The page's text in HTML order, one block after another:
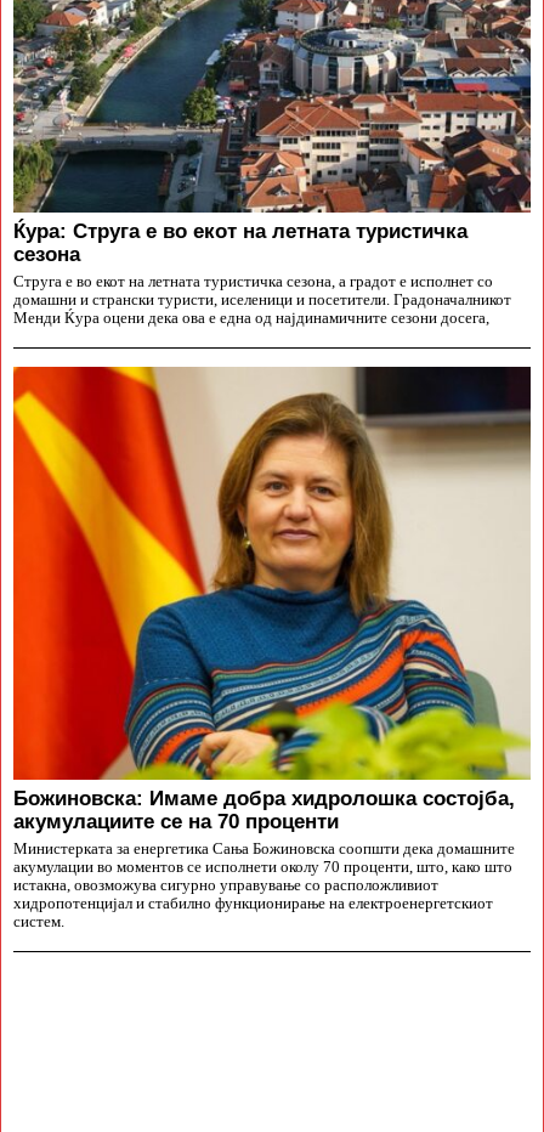
Ќура: Струга е во екот на летната туристичка
сезона
Струга е во екот на летната туристичка сезона, а градот е исполнет со
домашни и странски туристи, иселеници и посетители. Градоначалникот
Менди Ќура оцени дека ова е една од најдинамичните сезони досега,
Божиновска: Имаме добра хидролошка состојба,
акумулациите се на 70 проценти
Министерката за енергетика Сања Божиновска соопшти дека домашните
акумулации во моментов се исполнети околу 70 проценти, што, како што
истакна, овозможува сигурно управување со расположливиот
хидропотенцијал и стабилно функционирање на електроенергетскиот
систем.